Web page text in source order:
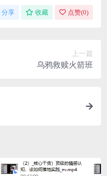
分享 收藏 点赞(0)
上一篇
乌鸦救赎火箭班